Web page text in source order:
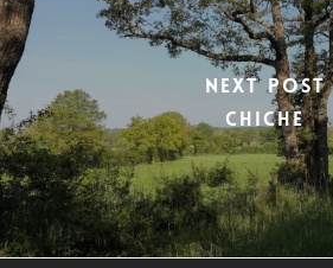
Next Post
CHICHE